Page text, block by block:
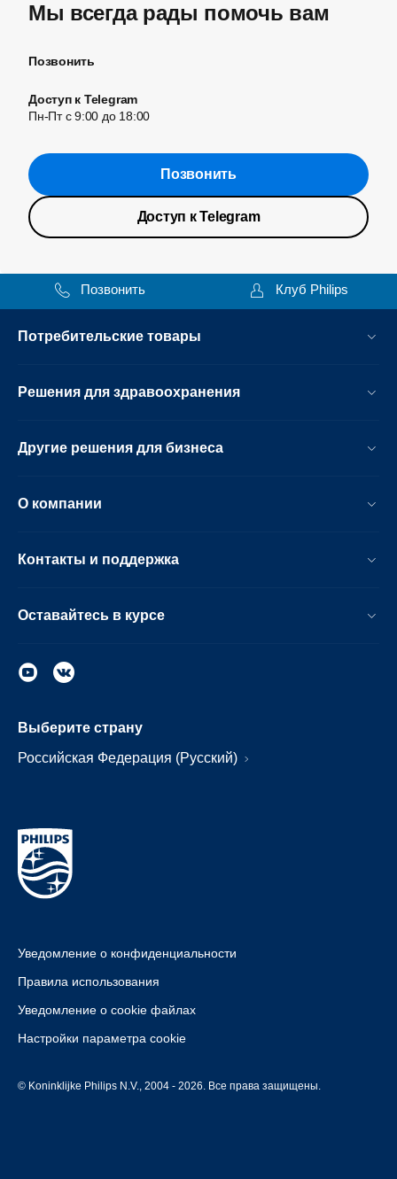
Мы всегда рады помочь вам
Позвонить
Доступ к Telegram
Пн-Пт с 9:00 до 18:00
Позвонить
Доступ к Telegram
Позвонить Клуб Philips
Потребительские товары
Решения для здравоохранения
Другие решения для бизнеса
О компании
Контакты и поддержка
Оставайтесь в курсе
Выберите страну
Российская Федерация (Русский)
Уведомление о конфиденциальности
Правила использования
Уведомление о cookie файлах
Настройки параметра cookie
© Koninklijke Philips N.V., 2004 - 2026. Все права защищены.